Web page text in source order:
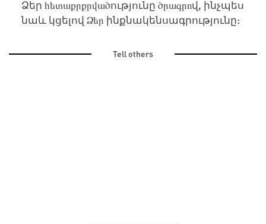
Ձեր հետաքրքրվածությունը ծրագրով, ինչպես
նաև կցելով Ձեր ինքնակենսագրությունը:
Tell others